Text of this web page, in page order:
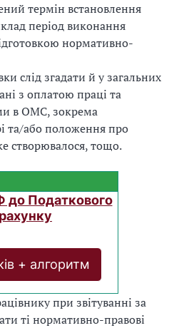
термін встановлення
період виконання
нормативно-
слід згадати й у загальних
з оплатою праці та
в ОМС, зокрема
та/або положення про
створювалося, тощо.
Податкового
+ алгоритм
при звітуванні за
ті нормативно-правові